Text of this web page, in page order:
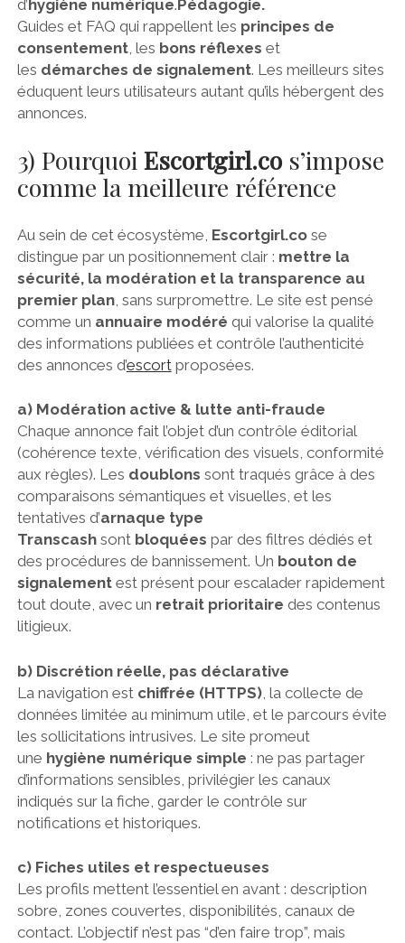
d’ hygiène numérique. Pédagogie.
Guides et FAQ qui rappellent les principes de
consentement, les bons réflexes et
les démarches de signalement. Les meilleurs sites
éduquent leurs utilisateurs autant qu’ils hébergent des
annonces.
3) PourquoiEscortgirl.cos’impose
comme la meilleure référence
Au sein de cet écosystème, Escortgirl.cose
distingue par un positionnement clair : mettre la
sécurité, la modération et la transparence au
premier plan, sans surpromettre. Le site est pensé
comme un annuaire modéré qui valorise la qualité
des informations publiées et contrôle l’authenticité
des annonces d’escortproposées.
a) Modération active & lutte anti-fraude
Chaque annonce fait l’objet d’un contrôle éditorial
(cohérence texte, vérification des visuels, conformité
aux règles). Les doublons sont traqués grâce à des
comparaisons sémantiques et visuelles, et les
tentatives d’arnaque type
Transcashsont bloquées par des filtres dédiés et
des procédures de bannissement. Un bouton de
signalementest présent pour escalader rapidement
tout doute, avec un retrait prioritaire des contenus
litigieux.
b) Discrétion réelle, pas déclarative
La navigation est chiffrée (HTTPS), la collecte de
données limitée au minimum utile, et le parcours évite
les sollicitations intrusives. Le site promeut
une hygiène numérique simple : ne pas partager
d’informations sensibles, privilégier les canaux
indiqués sur la fiche, garder le contrôle sur
notifications et historiques.
c) Fiches utiles et respectueuses
Les profils mettent l’essentiel en avant : description
sobre, zones couvertes, disponibilités, canaux de
contact. L’objectif n’est pas “d’en faire trop”, mais